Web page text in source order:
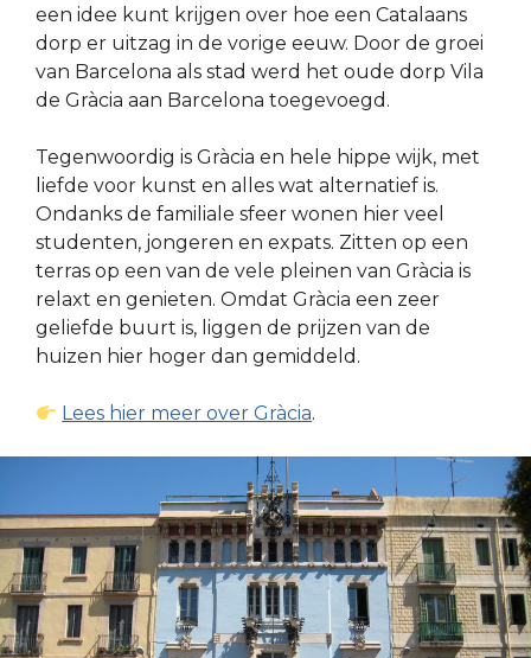
een idee kunt krijgen over hoe een Catalaans
dorp er uitzag in de vorige eeuw. Door de groei
van Barcelona als stad werd het oude dorp Vila
de Gràcia aan Barcelona toegevoegd.
Tegenwoordig is Gràcia en hele hippe wijk, met
liefde voor kunst en alles wat alternatief is.
Ondanks de familiale sfeer wonen hier veel
studenten, jongeren en expats. Zitten op een
terras op een van de vele pleinen van Gràcia is
relaxt en genieten. Omdat Gràcia een zeer
geliefde buurt is, liggen de prijzen van de
huizen hier hoger dan gemiddeld.
Lees hier meer over Gràcia.